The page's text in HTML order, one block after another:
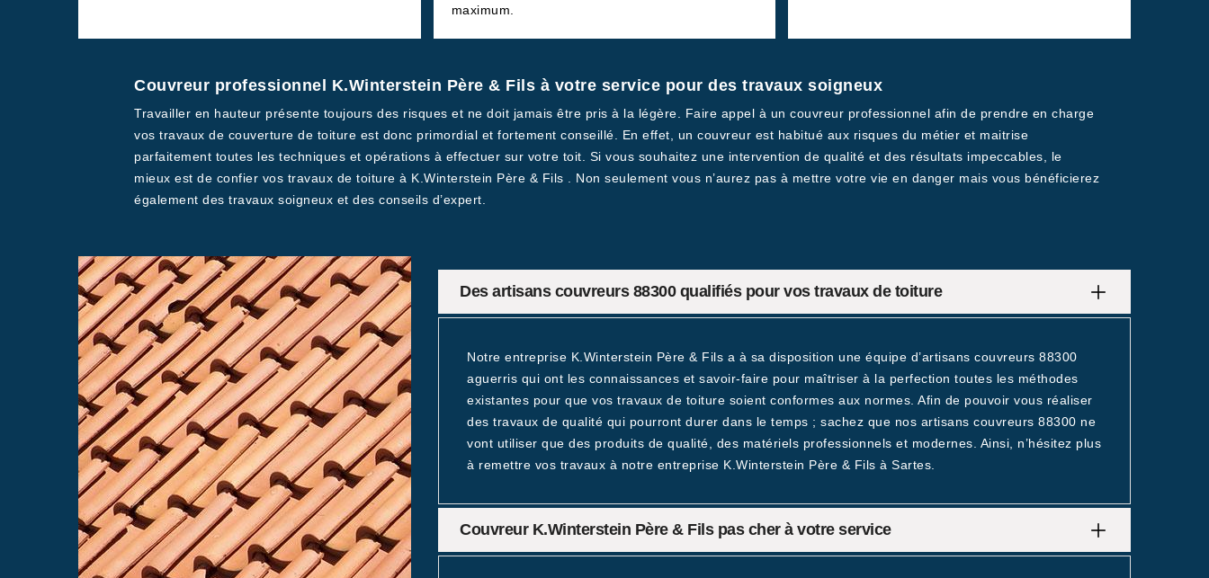
maximum.
Couvreur professionnel K.Winterstein Père & Fils à votre service pour des travaux soigneux
Travailler en hauteur présente toujours des risques et ne doit jamais être pris à la légère. Faire appel à un couvreur professionnel afin de prendre en charge
vos travaux de couverture de toiture est donc primordial et fortement conseillé. En effet, un couvreur est habitué aux risques du métier et maitrise
parfaitement toutes les techniques et opérations à effectuer sur votre toit. Si vous souhaitez une intervention de qualité et des résultats impeccables, le
mieux est de confier vos travaux de toiture à K.Winterstein Père & Fils . Non seulement vous n’aurez pas à mettre votre vie en danger mais vous bénéficierez
également des travaux soigneux et des conseils d’expert.
Des artisans couvreurs 88300 qualifiés pour vos travaux de toiture
Notre entreprise K.Winterstein Père & Fils a à sa disposition une équipe d’artisans couvreurs 88300
aguerris qui ont les connaissances et savoir-faire pour maîtriser à la perfection toutes les méthodes
existantes pour que vos travaux de toiture soient conformes aux normes. Afin de pouvoir vous réaliser
des travaux de qualité qui pourront durer dans le temps ; sachez que nos artisans couvreurs 88300 ne
vont utiliser que des produits de qualité, des matériels professionnels et modernes. Ainsi, n’hésitez plus
à remettre vos travaux à notre entreprise K.Winterstein Père & Fils à Sartes.
Couvreur K.Winterstein Père & Fils pas cher à votre service